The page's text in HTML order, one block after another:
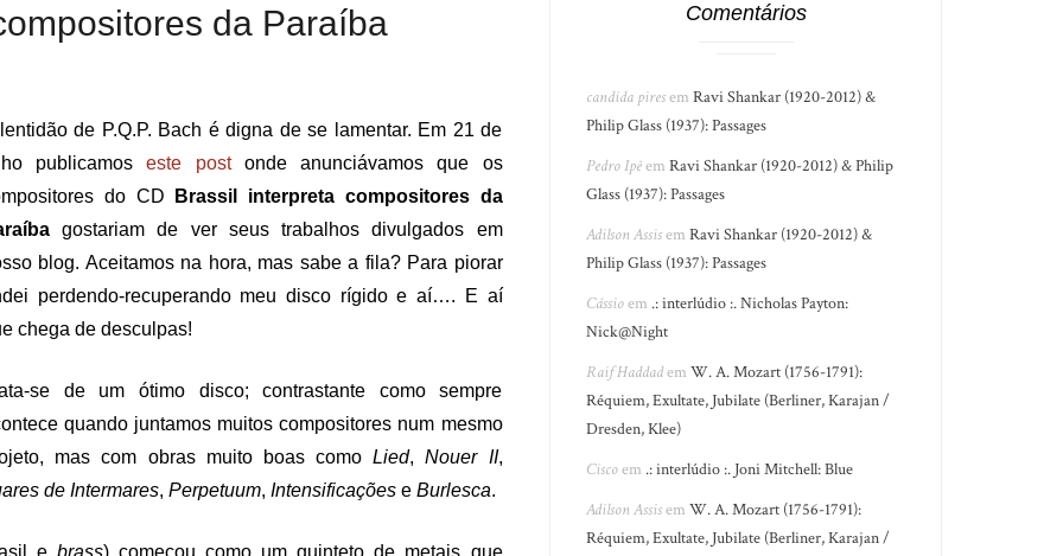
da Paraíba
de P.Q.P. Bach é digna de se lamentar. Em 21 de
publicamoseste postonde anunciávamos que os
do CD
Brassil interpreta compositores da
gostariam de ver seus trabalhos divulgados em
blog. Aceitamos na hora, mas sabe a fila? Para piorar
perdendo-recuperando meu disco rígido e aí…. E aí
chega de desculpas!
se de um ótimo disco; contrastante como sempre
quando juntamos muitos compositores num mesmo
mas com obras muito boas comoLied,Nouer II,
de Intermares, Perpetuum, Intensificações e Burlesca.
ebrass) começou como um quinteto de metais que
Comentários
candida piresemRavi Shankar (1920-2012) &
Philip Glass (1937): Passages
Pedro IpêemRavi Shankar (1920-2012) & Philip
Glass (1937): Passages
Adilson AssisemRavi Shankar (1920-2012) &
Philip Glass (1937): Passages
Cássioem .: interlúdio :. Nicholas Payton:
Nick@Night
Raif HaddademW. A. Mozart (1756-1791):
Réquiem, Exultate, Jubilate (Berliner, Karajan /
Dresden, Klee)
Ciscoem .: interlúdio :. Joni Mitchell: Blue
Adilson AssisemW. A. Mozart (1756-1791):
Réquiem, Exultate, Jubilate (Berliner, Karajan /